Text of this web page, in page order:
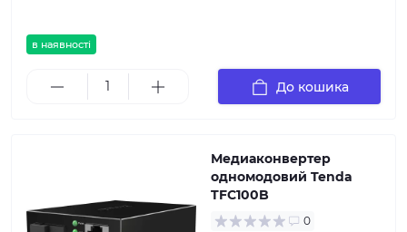
в наявності
До кошика
Медиаконвертер
одномодовий Tenda
TFC100B
0